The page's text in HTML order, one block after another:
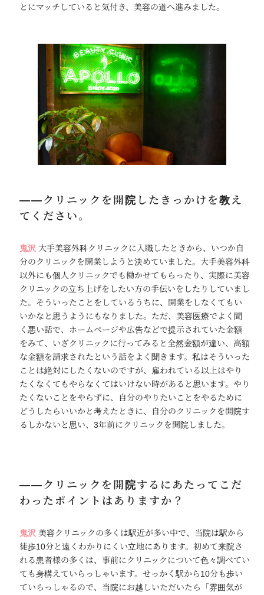
とにマッチしていると気付き、美容の道へ進みました。
――クリニックを開院したきっかけを教え
てください。
鬼沢大手美容外科クリニックに入職したときから、いつか自
分のクリニックを開業しようと決めていました。大手美容外科
以外にも個人クリニックでも働かせてもらったり、実際に美容
クリニックの立ち上げをしたい方の手伝いをしたりしていまし
た。そういったことをしているうちに、開業をしなくてもい
いかなと思うようにもなりました。ただ、美容医療でよく聞
く悪い話で、ホームページや広告などで提示されていた金額
をみて、いざクリニックに行ってみると全然金額が違い、高額
な金額を請求されたという話をよく聞きます。私はそういった
ことは絶対にしたくないのですが、雇われている以上はやり
たくなくてもやらなくてはいけない時があると思います。やり
たくないことをやらずに、自分のやりたいことをやるために
どうしたらいいかと考えたときに、自分のクリニックを開院す
るしかないと思い、3年前にクリニックを開院しました。
――クリニックを開院するにあたってこだ
わったポイントはありますか？
鬼沢 美容クリニックの多くは駅近が多い中で、当院は駅から
徒歩10分と遠くわかりにくい立地にあります。初めて来院さ
れる患者様の多くは、事前にクリニックについて色々調べてい
ても身構えていらっしゃいます。せっかく駅から10分も歩い
ていらっしゃるので、当院にお越しいただいたら「雰囲気が